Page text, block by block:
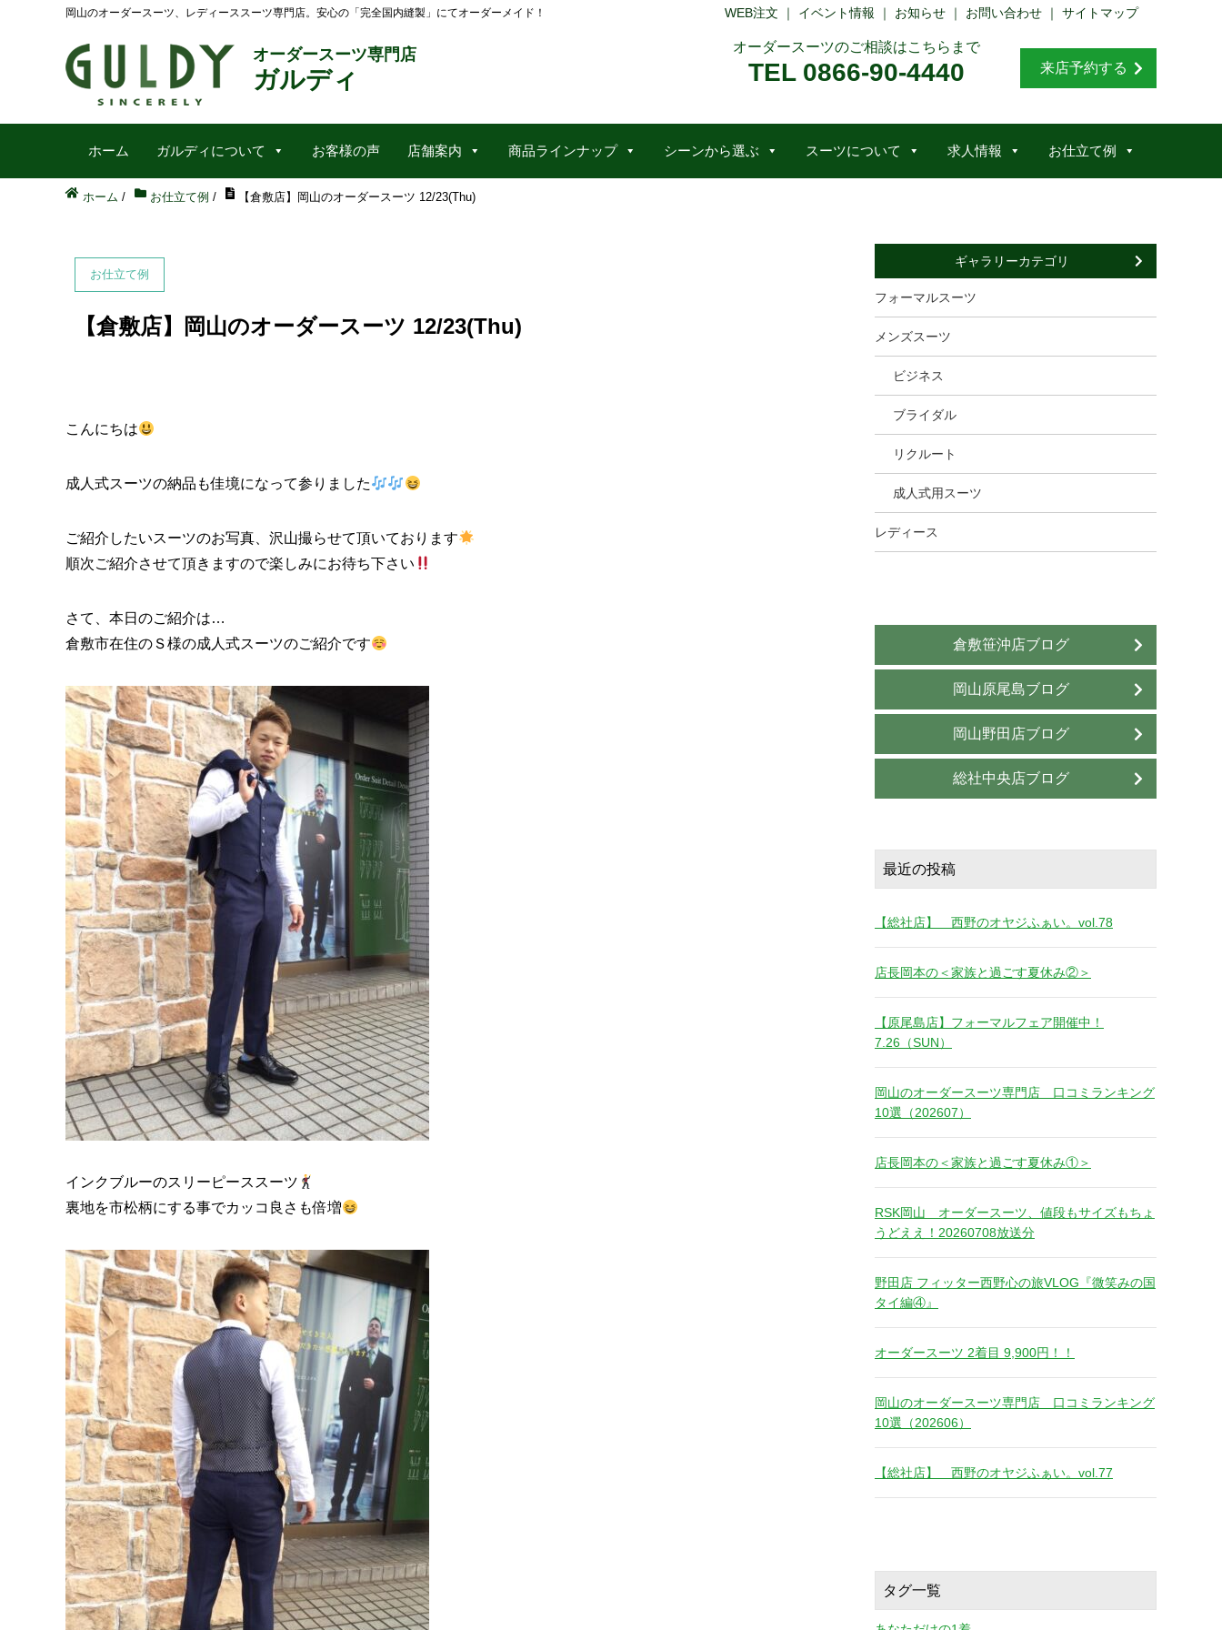
岡山のオーダースーツ、レディーススーツ専門店。安心の「完全国内縫製」にてオーダーメイド！ WEB注文 ｜ イベント情報 ｜ お知らせ ｜ お問い合わせ ｜ サイトマップ
オーダースーツ専門店
ガルディ
オーダースーツのご相談はこちらまで
TEL 0866-90-4440 来店予約する
ホーム ガルディについて お客様の声 店舗案内 商品ラインナップ シーンから選ぶ スーツについて 求人情報 お仕立て例
ホーム / お仕立て例 / 【倉敷店】岡山のオーダースーツ 12/23(Thu)
お仕立て例
【倉敷店】岡山のオーダースーツ 12/23(Thu)
こんにちは
成人式スーツの納品も佳境になって参りました
ご紹介したいスーツのお写真、沢山撮らせて頂いております
順次ご紹介させて頂きますので楽しみにお待ち下さい
さて、本日のご紹介は…
倉敷市在住のＳ様の成人式スーツのご紹介です
インクブルーのスリーピーススーツ
裏地を市松柄にする事でカッコ良さも倍増
ギャラリーカテゴリ
フォーマルスーツ
メンズスーツ
ビジネス
ブライダル
リクルート
成人式用スーツ
レディース
倉敷笹沖店ブログ
岡山原尾島ブログ
岡山野田店ブログ
総社中央店ブログ
最近の投稿
【総社店】 西野のオヤジふぁい。vol.78
店長岡本の＜家族と過ごす夏休み②＞
【原尾島店】フォーマルフェア開催中！
7.26（SUN）
岡山のオーダースーツ専門店 口コミランキング
10選（202607）
店長岡本の＜家族と過ごす夏休み①＞
RSK岡山 オーダースーツ、値段もサイズもちょ
うどええ！20260708放送分
野田店 フィッター西野心の旅VLOG『微笑みの国
タイ編④』
オーダースーツ 2着目 9,900円！！
岡山のオーダースーツ専門店 口コミランキング
10選（202606）
【総社店】 西野のオヤジふぁい。vol.77
タグ一覧